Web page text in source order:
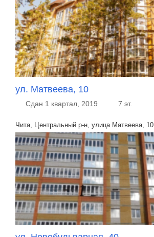
ул. Матвеева, 10
Сдан 1 квартал, 2019 7 эт.
Чита, Центральный р-н, улица Матвеева, 10